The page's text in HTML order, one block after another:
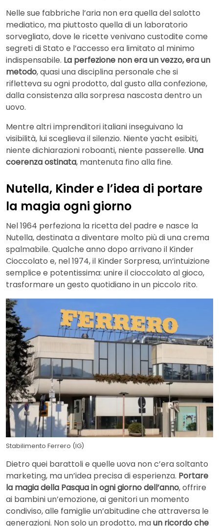
Nelle sue fabbriche l’aria non era quella del salotto
mediatico, ma piuttosto quella di un laboratorio
sorvegliato, dove le ricette venivano custodite come
segreti di Stato e l’accesso era limitato al minimo
indispensabile. La perfezione non era un vezzo, era un
metodo, quasi una disciplina personale che si
rifletteva su ogni prodotto, dal gusto alla confezione,
dalla consistenza alla sorpresa nascosta dentro un
uovo.
Mentre altri imprenditori italiani inseguivano la
visibilità, lui sceglieva il silenzio. Niente yacht esibiti,
niente dichiarazioni roboanti, niente passerelle. Una
coerenza ostinata, mantenuta fino alla fine.
Nutella, Kinder e l’idea di portare
la magia ogni giorno
Nel 1964 perfeziona la ricetta del padre e nasce la
Nutella, destinata a diventare molto più di una crema
spalmabile. Qualche anno dopo arrivano il Kinder
Cioccolato e, nel 1974, il Kinder Sorpresa, un’intuizione
semplice e potentissima: unire il cioccolato al gioco,
trasformare un gesto quotidiano in un piccolo rito.
Stabilimento Ferrero (IG)
Dietro quei barattoli e quelle uova non c’era soltanto
marketing, ma un’idea precisa di esperienza. Portare
la magia della Pasqua in ogni giorno dell’anno, offrire
ai bambini un’emozione, ai genitori un momento
condiviso, alle famiglie un’abitudine che attraversa le
generazioni. Non solo un prodotto, maun ricordo che